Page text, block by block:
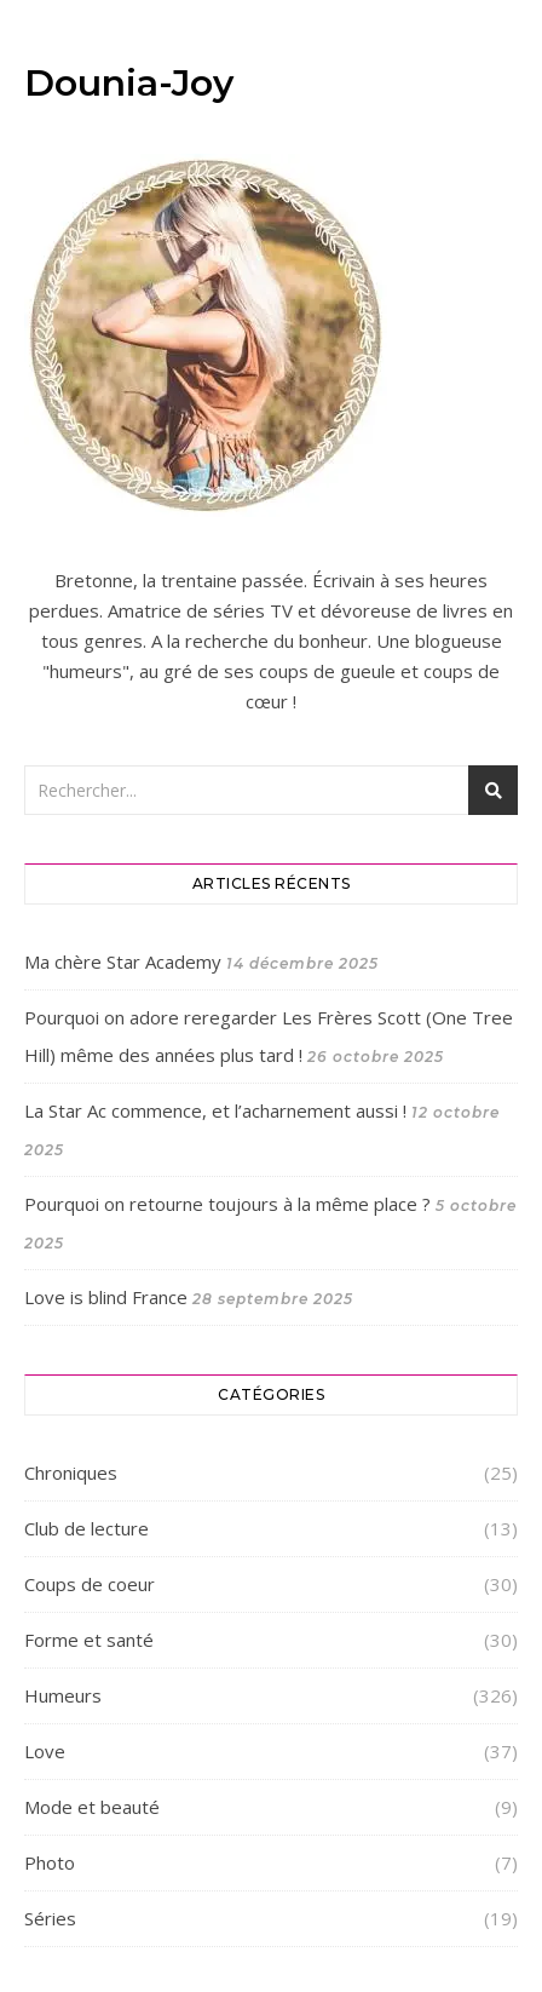
Dounia-Joy
Bretonne, la trentaine passée. Écrivain à ses heures
perdues. Amatrice de séries TV et dévoreuse de livres en
tous genres. A la recherche du bonheur. Une blogueuse
"humeurs", au gré de ses coups de gueule et coups de
cœur !
ARTICLES RÉCENTS
Ma chère Star Academy 14 décembre 2025
Pourquoi on adore reregarder Les Frères Scott (One Tree
Hill) même des années plus tard ! 26 octobre 2025
La Star Ac commence, et l’acharnement aussi ! 12 octobre
2025
Pourquoi on retourne toujours à la même place ? 5 octobre
2025
Love is blind France 28 septembre 2025
CATÉGORIES
Chroniques (25)
Club de lecture (13)
Coups de coeur (30)
Forme et santé (30)
Humeurs (326)
Love (37)
Mode et beauté (9)
Photo (7)
Séries (19)